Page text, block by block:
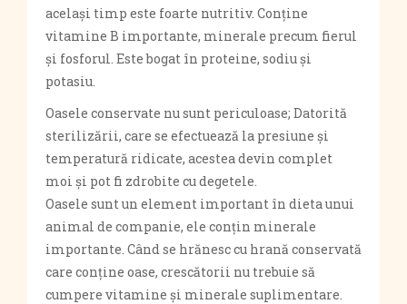
același timp este foarte nutritiv. Conține
vitamine B importante, minerale precum fierul
și fosforul. Este bogat în proteine, sodiu și
potasiu.
Oasele conservate nu sunt periculoase; Datorită
sterilizării, care se efectuează la presiune și
temperatură ridicate, acestea devin complet
moi și pot fi zdrobite cu degetele.
Oasele sunt un element important în dieta unui
animal de companie, ele conțin minerale
importante. Când se hrănesc cu hrană conservată
care conține oase, crescătorii nu trebuie să
cumpere vitamine și minerale suplimentare.